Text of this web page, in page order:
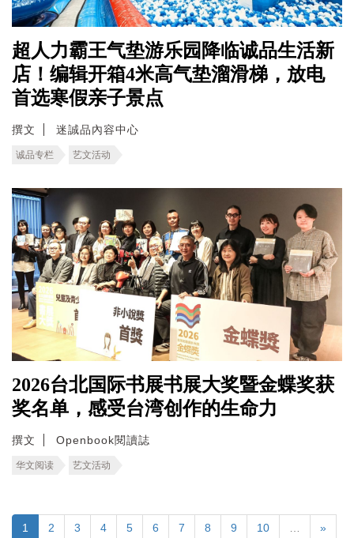
超人力霸王气垫游乐园降临诚品生活新
店！编辑开箱4米高气垫溜滑梯，放电
首选寒假亲子景点
撰文 迷誠品內容中心
诚品专栏 艺文活动
2026台北国际书展书展大奖暨金蝶奖获
奖名单，感受台湾创作的生命力
撰文 Openbook閱讀誌
华文阅读 艺文活动
1 2 3 4 5 6 7 8 9 10 »